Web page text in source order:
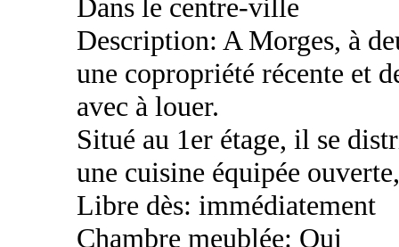
Dans le centre-ville
Description: A Morges, à
une copropriété récente et
avec à louer.
Situé au 1er étage, il se
une cuisine équipée
Libre dès: immédiatement
Chambre meublée: Oui